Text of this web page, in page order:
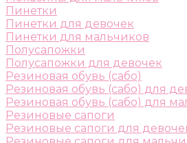
Пинетки
Пинетки для девочек
Пинетки для мальчиков
Полусапожки
Полусапожки для девочек
Резиновая обувь (сабо)
Резиновая обувь (сабо) для
Резиновая обувь (сабо) для
Резиновые сапоги
Резиновые сапоги для